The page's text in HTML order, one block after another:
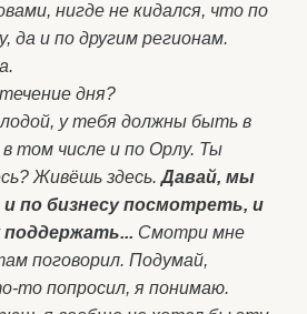
нигде не кидался, что по
да и по другим регионам.
дня?
у тебя должны быть в
том числе и по Орлу. Ты
Живёшь здесь.Давай, мы
по бизнесу посмотреть, и
Смотри мне
поговорил. Подумай,
то попросил, я понимаю.